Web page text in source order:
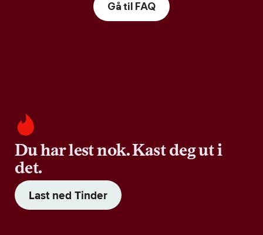
Gå til FAQ
Du har lest nok. Kast deg ut i
det.
Last ned Tinder